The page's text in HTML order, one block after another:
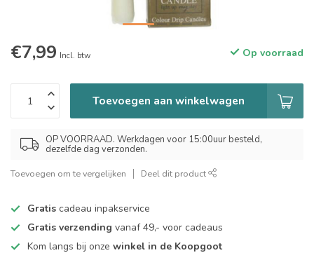
€7,99 Incl. btw Op voorraad
Toevoegen aan winkelwagen
OP VOORRAAD. Werkdagen voor 15:00uur besteld,
dezelfde dag verzonden.
Toevoegen om te vergelijken Deel dit product
Gratis cadeau inpakservice
Gratis verzending vanaf 49,- voor cadeaus
Kom langs bij onze winkel in de Koopgoot